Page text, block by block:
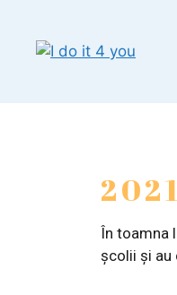
În toamna
școlii și au